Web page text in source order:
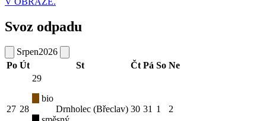
Svoz odpadu
Srpen2026
Po Út St Čt Pá So Ne
27 28
29
bio
Drnholec (Břeclav) 30 31 1 2